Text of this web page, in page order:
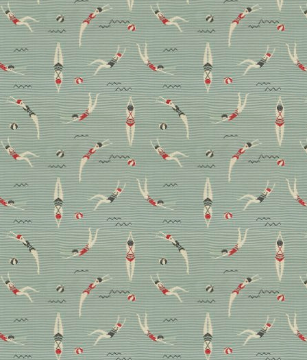
Heimtextil 2018 – das
sind die Trends
Muster, Farben und Stile, die uns dieses Jahr
begleiten. Mit dabei: handverlesene Stoff- und
Tapeten-Lieblinge der DECO HOME Redaktion.
Messenews Stoffe Wohnen